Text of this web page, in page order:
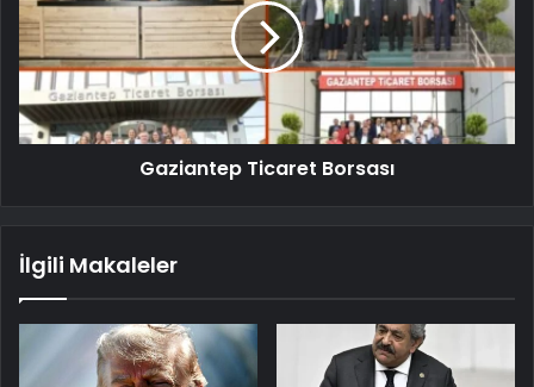
Gaziantep Ticaret Borsası
İlgili Makaleler